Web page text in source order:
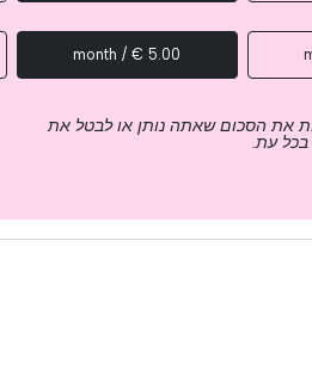
5.00 € / month
את הסכום שאתה נותן או לבטל את
עת.